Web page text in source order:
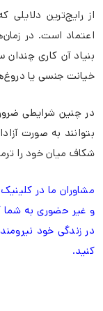
از رایج‌ترین
اعتماد است. در
بنیاد آن کاری
خیانت جنسی یا
در چنین شرایطی
بتوانند به صورت
شکاف میان خود را
مشاوران ما در
و غیر حضوری به شما
در زندگی خود
کنید.